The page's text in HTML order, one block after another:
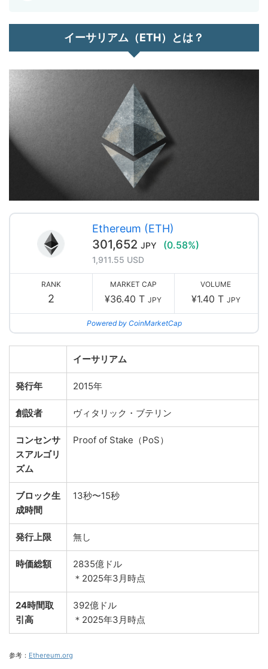
イーサリアム（ETH）とは？
Ethereum (ETH)
301,652 JPY (0.58%)
1,911.55 USD
RANK
2
MARKET CAP
¥36.40 TJPY
VOLUME
¥1.40 T JPY
Powered by CoinMarketCap
イーサリアム
発行年 2015年
創設者 ヴィタリック・ブテリン
コンセンサ
スアルゴリ
ズム
Proof of Stake（PoS）
ブロック生
成時間
13秒〜15秒
発行上限 無し
時価総額
2835億ドル
＊2025年3月時点
24時間取
引高
392億ドル
＊2025年3月時点
参考： Ethereum.org